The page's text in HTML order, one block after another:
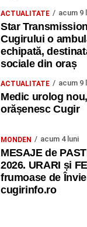
ACTUALITATE acum 9
Star
Cugirului o
echipată,
sociale din oraș
ACTUALITATE acum 9
Medic urolog
orășenesc Cugir
MONDEN acum 4 luni
MESAJE de
2026. URARI și
frumoase de
cugirinfo.ro